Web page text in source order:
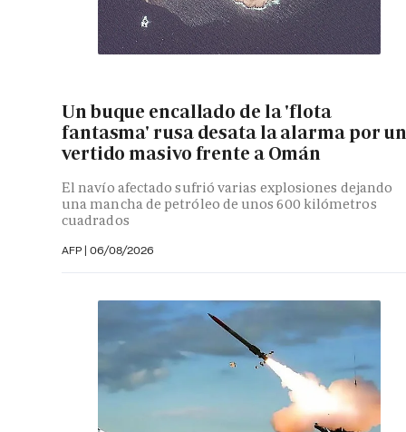
Un buque encallado de la 'flota
fantasma' rusa desata la alarma por
vertido masivo frente a Omán
El navío afectado sufrió varias explosiones dejando
una mancha de petróleo de unos 600 kilómetros
cuadrados
AFP | 06/08/2026